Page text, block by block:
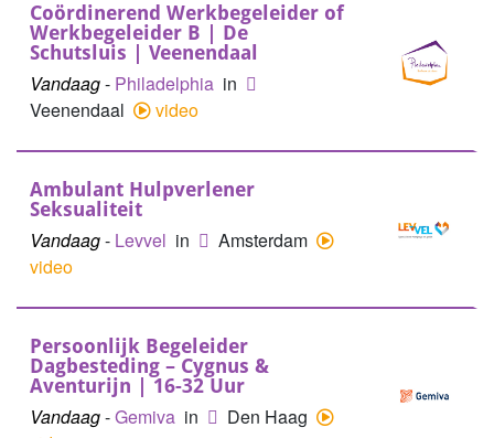
Coördinerend Werkbegeleider of
Werkbegeleider B | De
Schutsluis | Veenendaal
Vandaag- Philadelphia in
Veenendaal
video
Ambulant Hulpverlener
Seksualiteit
Vandaag- Levvel in
Amsterdam
video
Persoonlijk Begeleider
Dagbesteding – Cygnus &
Aventurijn | 16-32 Uur
Vandaag-Gemiva in
Den Haag